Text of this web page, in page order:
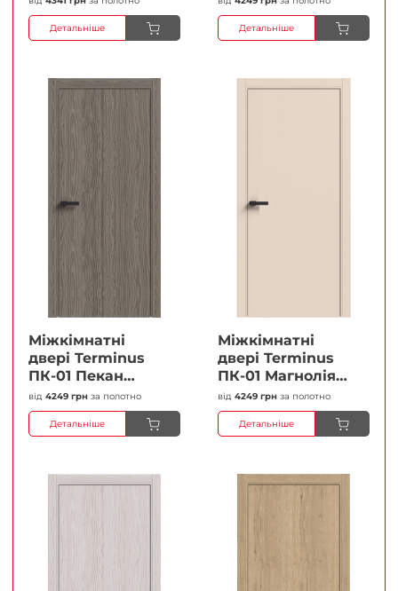
Кристал
Антискретч
Детальніше Детальніше
Міжкімнатні
двері Terminus
ПК-01 Пекан
Глухі Плівка
від 4249 грн за полотно
Детальніше
Міжкімнатні
двері Terminus
ПК-01 Магнолія
Глухі Плівка
від 4249 грн за полотно
Детальніше